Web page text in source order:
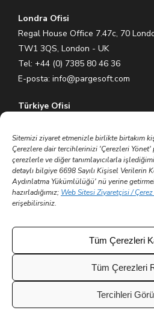
Sitemizi ziyaret etmenizle birlikte birtakım
Çerezlere dair tercihlerinizi 'Çerezleri
çerezlerle ve diğer tanımlayıcılarla
detaylı bilgiye 6698 Sayılı Kişisel Verilerin
Aydınlatma Yükümlülüğü' nü yerine
hazırladığımız; Web Sitesi Ziyaretçisi /
erişebilirsiniz.
Tüm Çerezleri
Tüm Çerezleri
Tercihleri
Londra Ofisi
Regal House Office 7.47c, 70
TW1 3QS, London - UK
Tel: +44 (0) 7385 80 46 36
E-posta: info@pargesoft.com
Türkiye Ofisi
Ümraniye – İstanbul / Türkiye
Tel: +90 (216) 575 60 70
E-posta:
info@pargesoft.com
Trakya Teknopark Ofisi
Trakya Üniversitesi Ayşe Kadın
Merkez – Edirne / Türkiye
E-posta:info@pargesoft.com